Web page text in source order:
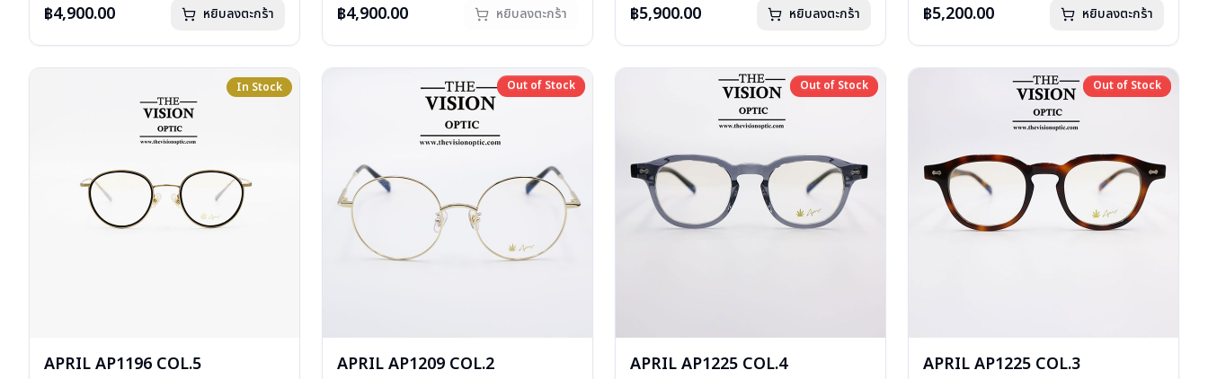
น้ำหนัก : 13 กรัม
การรับประกัน : 1 ปี
฿4,900.00 หยิบลงตะกร้า
น้ำหนัก : 13 กรัม
การรับประกัน : 1 ปี
ชื้อ กรุณาติดต่อเรา
฿4,900.00 หยิบลงตะกร้า
น้ำหนัก : 28 กรัม
การรับประกัน : 1 ปี
฿5,900.00 หยิบลงตะกร้า
น้ำหนัก : 17 กรัม
การรับประกัน : 1 ปี
฿5,200.00 หยิบลงตะกร้า
In Stock
APRIL AP1196 COL.5
Out of Stock
Out of Stock
APRIL AP1209 COL.2
Out of Stock
Out of Stock
APRIL AP1225 COL.4
Out of Stock
Out of Stock
APRIL AP1225 COL.3